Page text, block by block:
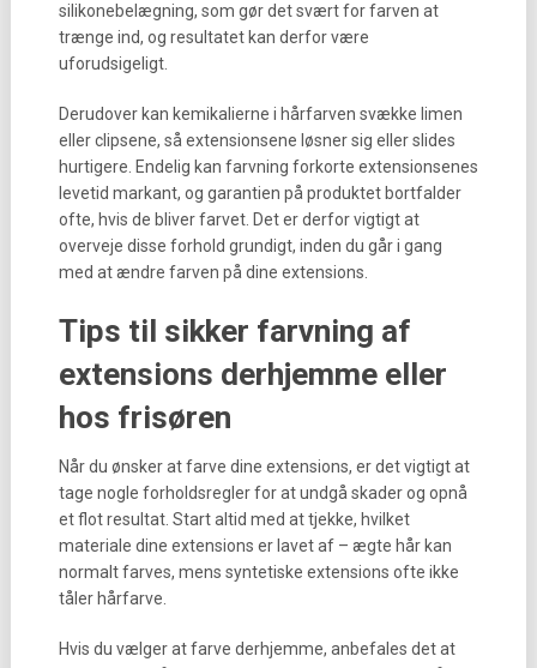
silikonebelægning, som gør det svært for farven at
trænge ind, og resultatet kan derfor være
uforudsigeligt.
Derudover kan kemikalierne i hårfarven svække limen
eller clipsene, så extensionsene løsner sig eller slides
hurtigere. Endelig kan farvning forkorte extensionsenes
levetid markant, og garantien på produktet bortfalder
ofte, hvis de bliver farvet. Det er derfor vigtigt at
overveje disse forhold grundigt, inden du går i gang
med at ændre farven på dine extensions.
Tips til sikker farvning af
extensions derhjemme eller
hos frisøren
Når du ønsker at farve dine extensions, er det vigtigt at
tage nogle forholdsregler for at undgå skader og opnå
et flot resultat. Start altid med at tjekke, hvilket
materiale dine extensions er lavet af – ægte hår kan
normalt farves, mens syntetiske extensions ofte ikke
tåler hårfarve.
Hvis du vælger at farve derhjemme, anbefales det at